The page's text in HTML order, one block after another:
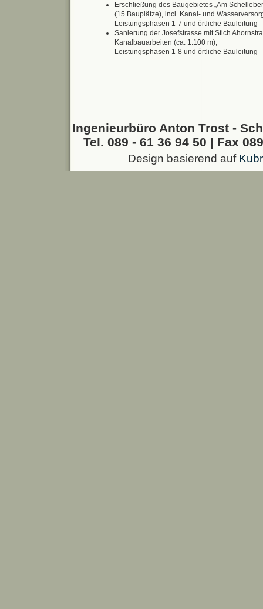
Erschließung des Baugebietes „Am
(15 Bauplätze), incl. Kanal- und
Leistungsphasen 1-7 und örtliche Bauleitung
Sanierung der Josefstrasse mit Stich
Kanalbauarbeiten (ca. 1.100 m);
Leistungsphasen 1-8 und örtliche Bauleitung
Ingenieurbüro Anton Trost -
Tel. 089 - 61 36 94 50 | Fax
Design basierend auf